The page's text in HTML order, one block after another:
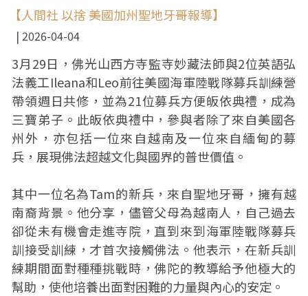
【人間社 以捨 美國加州聖地牙哥報導】
2026-04-04
3月29日，佛光山西方寺監寺妙藏法師與2位英語弘
法義工Ileana和Leo前往美國海軍陸戰隊募兵訓練營
帶領週日共修，並為21位募兵方便皈依典禮，成為
三寶弟子。此皈依典禮中，參與者除了來自美國各
州外，亦包括一位來自越南及一位來自緬甸的募
兵，展現佛法超越文化與國界的普世價值。
其中一位名為Tam的新兵，來自聖地牙哥，擁有越
南裔背景。他分享，儘管父母為越南人，自己過去
卻從未有機會走進寺院，直到來到海軍陸戰隊募兵
訓接受訓練，才首次接觸佛法。他表示，在新兵訓
練期間面對種種挑戰時，佛陀的教導給予他極大的
幫助，使他培養出面對困難的力量與內心的安定。